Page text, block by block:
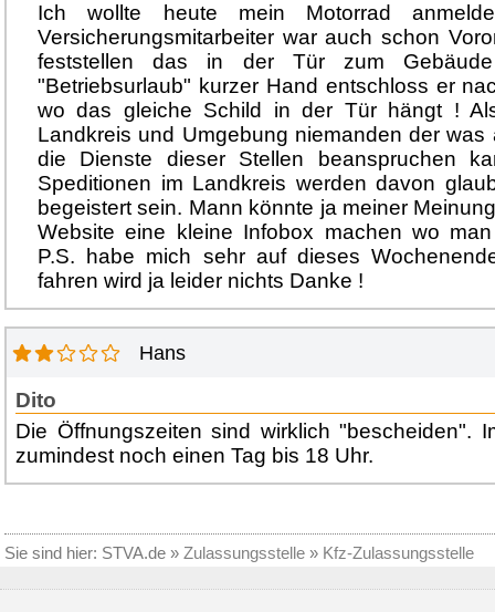
Ich wollte heute mein Motorrad
Versicherungsmitarbeiter war auch schon
feststellen das in der Tür zum
"Betriebsurlaub" kurzer Hand entschloss er
wo das gleiche Schild in der Tür hängt !
Landkreis und Umgebung niemanden der was
die Dienste dieser Stellen beanspruchen
Speditionen im Landkreis werden davon
begeistert sein. Mann könnte ja meiner
Website eine kleine Infobox machen wo
P.S. habe mich sehr auf dieses
fahren wird ja leider nichts Danke !
Hans
Dito
Die Öffnungszeiten sind wirklich "bescheiden".
zumindest noch einen Tag bis 18 Uhr.
Sie sind hier: STVA.de » Zulassungsstelle » Kfz-Zulassungsstelle